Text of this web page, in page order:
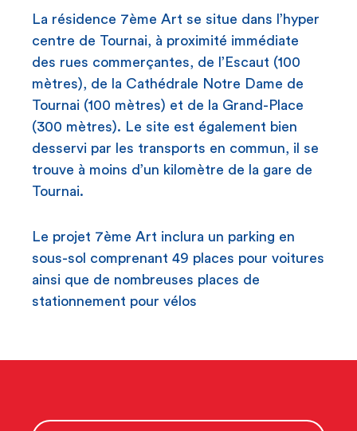
La résidence 7ème Art se situe dans l’hyper
centre de Tournai, à proximité immédiate
des rues commerçantes, de l’Escaut (100
mètres), de la Cathédrale Notre Dame de
Tournai (100 mètres) et de la Grand-Place
(300 mètres). Le site est également bien
desservi par les transports en commun, il se
trouve à moins d’un kilomètre de la gare de
Tournai.
Le projet 7ème Art inclura un parking en
sous-sol comprenant 49 places pour voitures
ainsi que de nombreuses places de
stationnement pour vélos